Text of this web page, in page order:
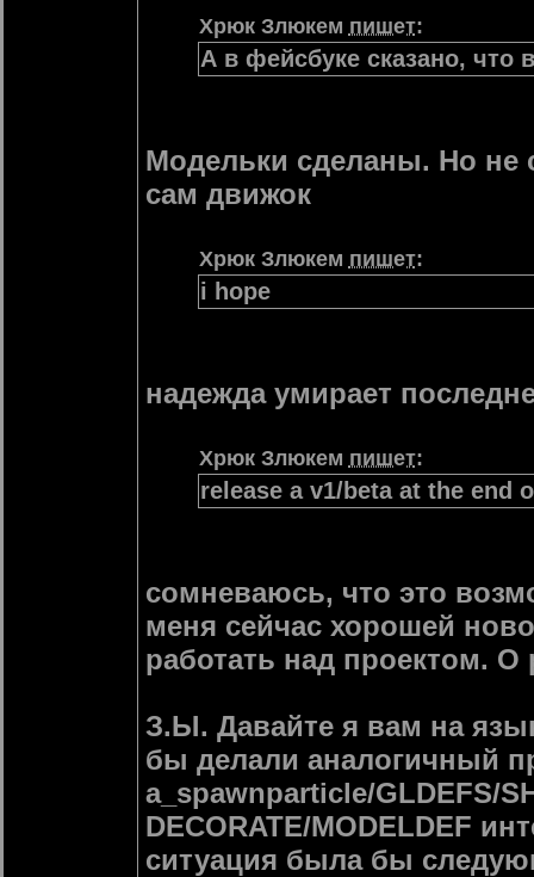
Хрюк Злюкем пишет:
А в фейсбуке сказано, что
Модельки сделаны. Но не
сам движок
Хрюк Злюкем пишет:
i hope
надежда умирает
Хрюк Злюкем пишет:
release a v1/beta at the end
сомневаюсь, что это
меня сейчас хорошей
работать над проектом.
З.Ы. Давайте я вам на
бы делали аналогичный
a_spawnparticle/GLDEFS/
DECORATE/MODELDEF
ситуация была бы